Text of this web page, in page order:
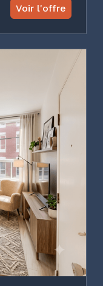
Voir l'offre